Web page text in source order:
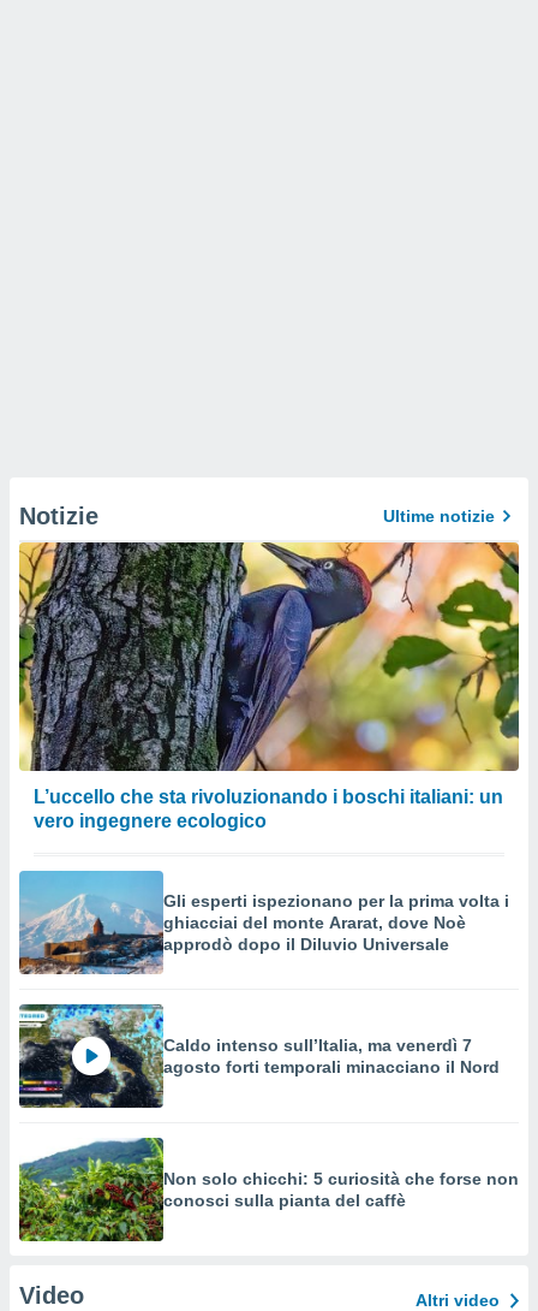
Notizie Ultime notizie
L’uccello che sta rivoluzionando i boschi italiani: un
vero ingegnere ecologico
Gli esperti ispezionano per la prima volta i
ghiacciai del monte Ararat, dove Noè
approdò dopo il Diluvio Universale
Caldo intenso sull’Italia, ma venerdì 7
agosto forti temporali minacciano il Nord
Non solo chicchi: 5 curiosità che forse non
conosci sulla pianta del caffè
Video Altri video